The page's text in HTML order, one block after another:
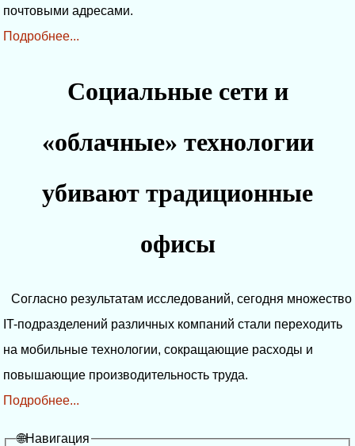
почтовыми адресами.
Подробнее...
Социальные сети и
«облачные» технологии
убивают традиционные
офисы
Согласно результатам исследований, сегодня множество
IT-подразделений различных компаний стали переходить
на мобильные технологии, сокращающие расходы и
повышающие производительность труда.
Подробнее...
🌐Навигация